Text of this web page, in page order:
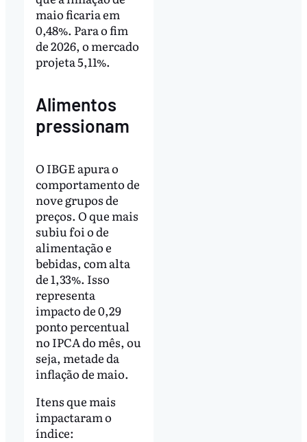
maio ficaria em
0,48%. Para o fim
de 2026, o mercado
projeta 5,11%.
Alimentos
pressionam
O IBGE apura o
comportamento de
nove grupos de
preços. O que mais
subiu foi o de
alimentação e
bebidas, com alta
de 1,33%. Isso
representa
impacto de 0,29
ponto percentual
no IPCA do mês, ou
seja, metade da
inflação de maio.
Itens que mais
impactaram o
índice: